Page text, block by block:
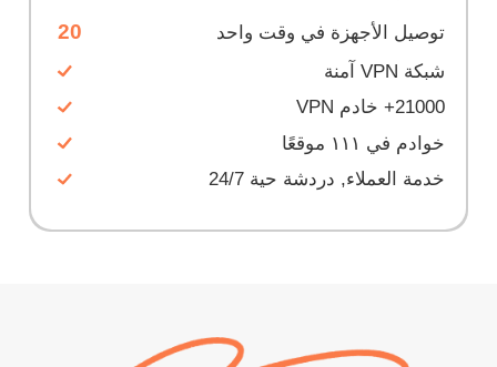
توصيل الأجهزة في وقت واحد 20
شبكة VPN آمنة
21000+ خادم VPN
خوادم في ١١١ موقعًا
خدمة العملاء, دردشة حية 24/7